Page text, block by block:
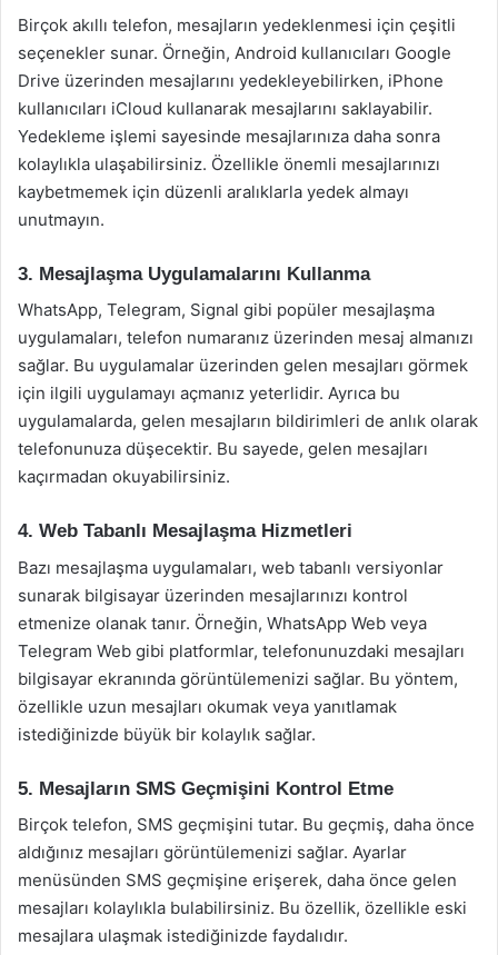
Birçok akıllı telefon, mesajların yedeklenmesi için çeşitli
seçenekler sunar. Örneğin, Android kullanıcıları Google
Drive üzerinden mesajlarını yedekleyebilirken, iPhone
kullanıcıları iCloud kullanarak mesajlarını saklayabilir.
Yedekleme işlemi sayesinde mesajlarınıza daha sonra
kolaylıkla ulaşabilirsiniz. Özellikle önemli mesajlarınızı
kaybetmemek için düzenli aralıklarla yedek almayı
unutmayın.
3. Mesajlaşma Uygulamalarını Kullanma
WhatsApp, Telegram, Signal gibi popüler mesajlaşma
uygulamaları, telefon numaranız üzerinden mesaj almanızı
sağlar. Bu uygulamalar üzerinden gelen mesajları görmek
için ilgili uygulamayı açmanız yeterlidir. Ayrıca bu
uygulamalarda, gelen mesajların bildirimleri de anlık olarak
telefonunuza düşecektir. Bu sayede, gelen mesajları
kaçırmadan okuyabilirsiniz.
4. Web Tabanlı Mesajlaşma Hizmetleri
Bazı mesajlaşma uygulamaları, web tabanlı versiyonlar
sunarak bilgisayar üzerinden mesajlarınızı kontrol
etmenize olanak tanır. Örneğin, WhatsApp Web veya
Telegram Web gibi platformlar, telefonunuzdaki mesajları
bilgisayar ekranında görüntülemenizi sağlar. Bu yöntem,
özellikle uzun mesajları okumak veya yanıtlamak
istediğinizde büyük bir kolaylık sağlar.
5. Mesajların SMS Geçmişini Kontrol Etme
Birçok telefon, SMS geçmişini tutar. Bu geçmiş, daha önce
aldığınız mesajları görüntülemenizi sağlar. Ayarlar
menüsünden SMS geçmişine erişerek, daha önce gelen
mesajları kolaylıkla bulabilirsiniz. Bu özellik, özellikle eski
mesajlara ulaşmak istediğinizde faydalıdır.